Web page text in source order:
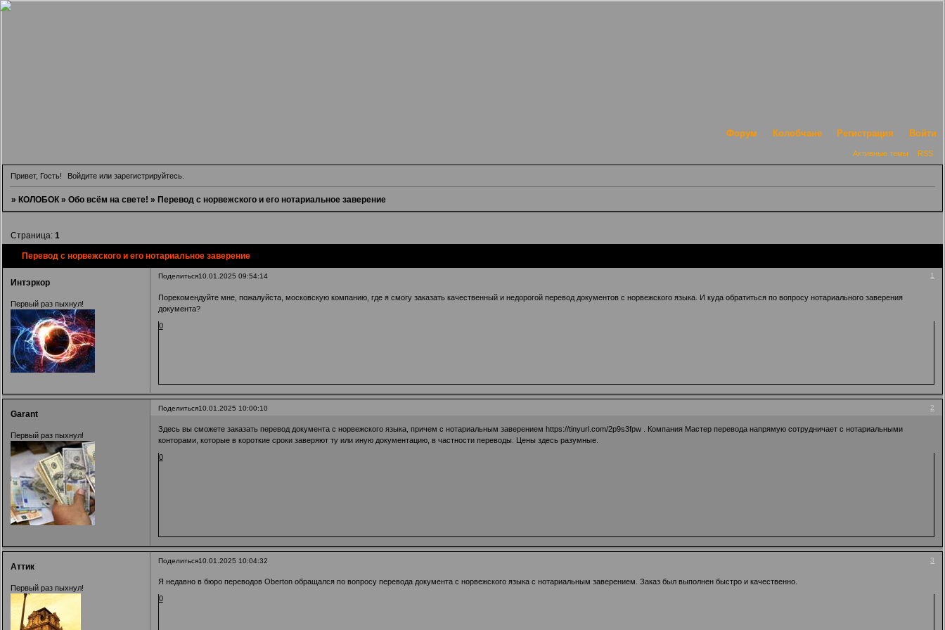
Форум Колобчане Регистрация Войти
Активные темы RSS
Привет, Гость! Войдите илизарегистрируйтесь
» КОЛОБОК » Обо всём на свете! » Перевод с норвежского и его нотариальное заверение
Перевод с норвежского и его нотариальное заверение
Страница: 1
Поделиться 1
10.01.2025 09:54:14
Интэркор
Первый раз пыхнул!
Порекомендуйте мне, пожалуйста, московскую компанию, где я смогу заказать качественный и недорогой перевод документов с норвежского языка. И куда обратиться по вопросу нотариального заверения
документа?
0
Поделиться 2
10.01.2025 10:00:10
Garant
Первый раз пыхнул!
Здесь вы сможете заказать перевод документа с норвежского языка, причем с нотариальным заверением https://tinyurl.com/2p9s3fpw. Компания Мастер перевода напрямую сотрудничает с нотариальными
конторами, которые в короткие сроки заверяют ту или иную документацию, в частности переводы. Цены здесь разумные.
0
Поделиться 3
10.01.2025 10:04:32
Аттик
Первый раз пыхнул!
Я недавно в бюро переводов Оberton обращался по вопросу перевода документа с норвежского языка с нотариальным заверением. Заказ был выполнен быстро и качественно.
0